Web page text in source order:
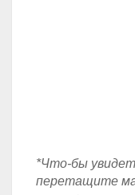
*Что-бы
перетащите